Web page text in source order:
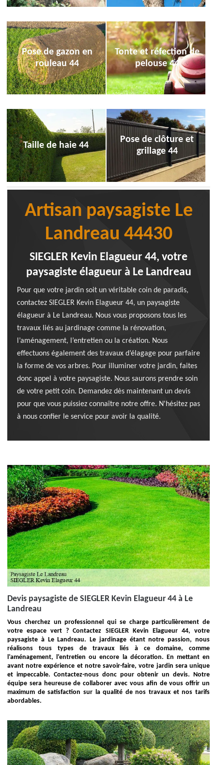
Pose de gazon en
rouleau 44
Tonte et réfection de
pelouse 44
Taille de haie 44
Pose de clôture et
grillage 44
Artisan paysagiste Le
Landreau 44430
SIEGLER Kevin Elagueur 44, votre
paysagiste élagueur à Le Landreau
Pour que votre jardin soit un véritable coin de paradis,
contactez SIEGLER Kevin Elagueur 44, un paysagiste
élagueur à Le Landreau. Nous vous proposons tous les
travaux liés au jardinage comme la rénovation,
l’aménagement, l’entretien ou la création. Nous
effectuons également des travaux d’élagage pour parfaire
la forme de vos arbres. Pour illuminer votre jardin, faites
donc appel à votre paysagiste. Nous saurons prendre soin
de votre petit coin. Demandez dès maintenant un devis
pour que vous puissiez connaître notre offre. N'hésitez pas
à nous confier le service pour avoir la qualité.
Devis paysagiste de SIEGLER Kevin Elagueur 44 à Le
Landreau
Vous cherchez un professionnel qui se charge particulièrement de
votre espace vert ? Contactez SIEGLER Kevin Elagueur 44, votre
paysagiste à Le Landreau. Le jardinage étant notre passion, nous
réalisons tous types de travaux liés à ce domaine, comme
l’aménagement, l’entretien ou encore la décoration. En mettant en
avant notre expérience et notre savoir-faire, votre jardin sera unique
et impeccable. Contactez-nous donc pour obtenir un devis. Notre
équipe sera heureuse de collaborer avec vous afin de vous offrir un
maximum de satisfaction sur la qualité de nos travaux et nos tarifs
abordables.